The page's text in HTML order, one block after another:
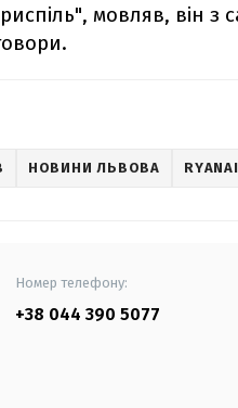
мовляв, він з
НОВИНИ ЛЬВОВА
Номер телефону:
+38 044 390 5077